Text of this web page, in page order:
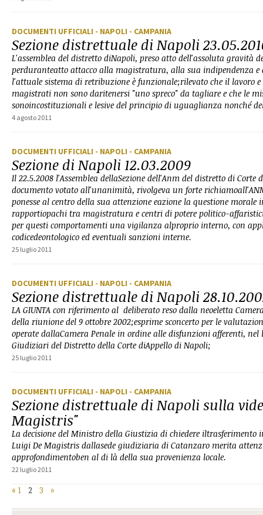
DOCUMENTI UFFICIALI - NAPOLI - CAMPANIA
Sezione distrettuale di Napoli
L'assemblea del distretto diNapoli, preso atto dell'assoluta gravità
perduranteatto attacco alla magistratura, alla sua indipendenza
l'attuale sistema di retribuzione è funzionale;rilevato che il lavoro
magistrati non sono daritenersi "uno spreco" da tagliare e che le
sonoincostituzionali e lesive del principio di uguaglianza nonché
4 agosto 2011
DOCUMENTI UFFICIALI - NAPOLI - CAMPANIA
Sezione di Napoli 12.03.2009
Il 22.5.2008 l'Assemblea dellaSezione dell'Anm del distretto di Corte
documento votato all'unanimità, rivolgeva un forte
ponesse al centro della sua attenzione eazione la questione
rapportiopachi tra magistratura e centri di potere politico-
per questi comportamenti una vigilanza alproprio interno, con
codicedeontologico ed eventuali sanzioni interne.
25 luglio 2011
DOCUMENTI UFFICIALI - NAPOLI - CAMPANIA
Sezione distrettuale di Napoli
LA GIUNTA con riferimento al deliberato reso dalla neoeletta
della riunione del 9 ottobre 2002;esprime sconcerto per le
operate dallaCamera Penale in ordine alle disfunzioni afferenti, nel
Giudiziari del Distretto della Corte diAppello di Napoli;
25 luglio 2011
DOCUMENTI UFFICIALI - NAPOLI - CAMPANIA
Sezione distrettuale di Napoli sulla
Magistris"
La decisione del Ministro della Giustizia di chiedere iltrasferimento
Luigi De Magistris dallasede giudiziaria di Catanzaro merita
approfondimentoben al di là della sua provenienza locale.
22 luglio 2011
« 1 2 3 »